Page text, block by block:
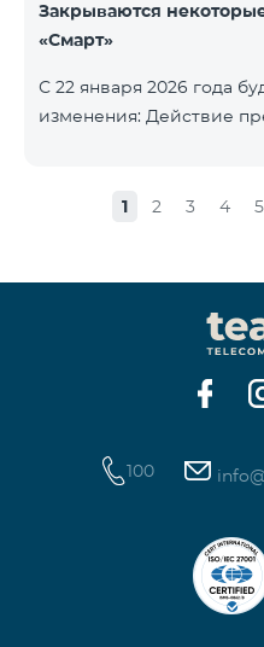
Закрываются
«Смарт»
С 22 января 2026 года
изменения: Действие
на тарифный план
500 SMS, 200 МБ в
Ежемесячная
«BeFree 5000 unlimit»
Действие
1 2 3 4 5
100